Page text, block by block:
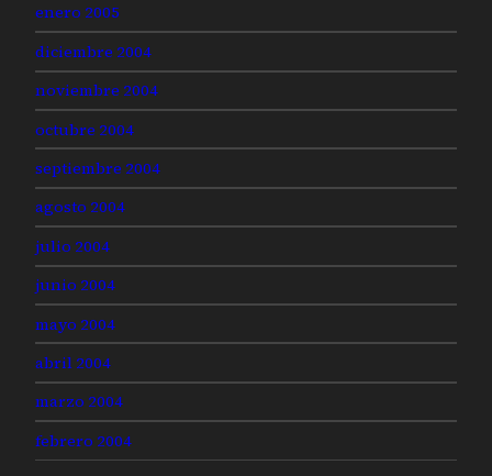
enero 2005
diciembre 2004
noviembre 2004
octubre 2004
septiembre 2004
agosto 2004
julio 2004
junio 2004
mayo 2004
abril 2004
marzo 2004
febrero 2004